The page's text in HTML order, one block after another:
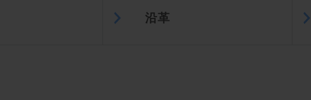
沿革